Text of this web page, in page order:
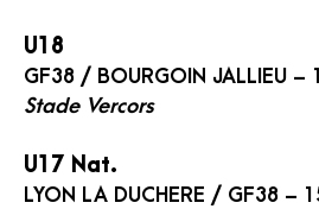
U18
GF38 / BOURGOIN JALLIEU –
Stade Vercors
U17 Nat.
LYON LA DUCHERE / GF38 –